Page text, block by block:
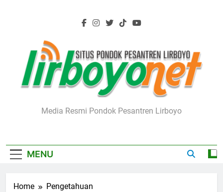
Lirboyo.net
Media Resmi Pondok Pesantren Lirboyo
MENU
Home Pengetahuan